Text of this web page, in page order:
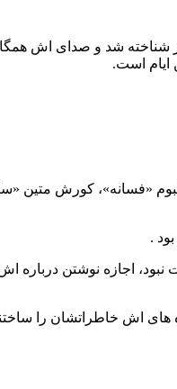
شناخته شد و صدای اش
«فسانه»، کورش متین
.
اجازه نوشتن